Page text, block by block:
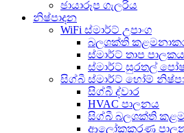
ඡායාරූප ගැලරිය
නිෂ්පාදන
WiFi ස්මාර්ට් උපාංග
බලශක්ති
ස්මාර්ට් තාප පාලකය
ස්මාර්ට් සුරතල්
සිග්බී ස්මාර්ට් හෝම්
සිග්බී ද්වාර
HVAC පාලනය
සිග්බී බලශක්ති
ආලෝකකරණ